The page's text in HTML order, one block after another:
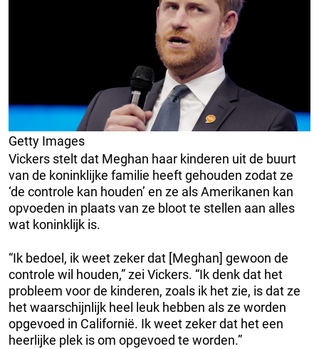
Getty Images
Vickers stelt dat Meghan haar kinderen uit de buurt
van de koninklijke familie heeft gehouden zodat ze
‘de controle kan houden’ en ze als Amerikanen kan
opvoeden in plaats van ze bloot te stellen aan alles
wat koninklijk is.
“Ik bedoel, ik weet zeker dat [Meghan] gewoon de
controle wil houden,” zei Vickers. “Ik denk dat het
probleem voor de kinderen, zoals ik het zie, is dat ze
het waarschijnlijk heel leuk hebben als ze worden
opgevoed in Californië. Ik weet zeker dat het een
heerlijke plek is om opgevoed te worden.”